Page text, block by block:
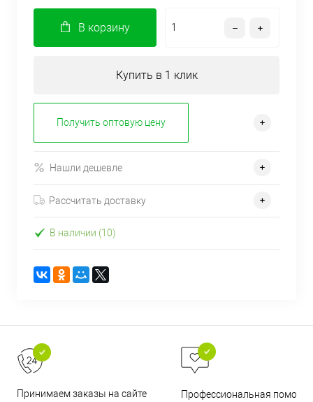
В корзину
Купить в 1 клик
Получить оптовую цену
Нашли дешевле
Рассчитать доставку
В наличии (10)
Принимаем заказы на сайте
Профессиональная помощь